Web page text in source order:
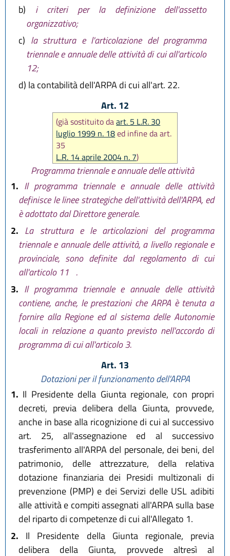
b)
i criteri per la definizione dell'assetto
organizzativo;
c) la struttura e l'articolazione del programma
triennale e annuale delle attività di cui all'articolo
12;
d) la contabilità dell'ARPA di cui all'art. 22.
Art. 12
(già sostituito daart. 5 L.R. 30
luglio 1999 n. 18ed infine da art.
35
L.R. 14 aprile 2004 n. 7)
Programma triennale e annuale delle attività
1. Il programma triennale e annuale delle attività
definisce le linee strategiche dell'attività dell'ARPA, ed
è adottato dal Direttore generale.
2. La struttura e le articolazioni del programma
triennale e annuale delle attività, a livello regionale e
provinciale, sono definite dal regolamento di cui
all'articolo 11 .
3. Il programma triennale e annuale delle attività
contiene, anche, le prestazioni che ARPA è tenuta a
fornire alla Regione ed al sistema delle Autonomie
locali in relazione a quanto previsto nell'accordo di
programma di cui all'articolo 3.
Art. 13
Dotazioni per il funzionamento dell'ARPA
1. Il Presidente della Giunta regionale, con propri
decreti, previa delibera della Giunta, provvede,
anche in base alla ricognizione di cui al successivo
art. 25, all'assegnazione ed al successivo
trasferimento all'ARPA del personale, dei beni, del
patrimonio, delle attrezzature, della relativa
dotazione finanziaria dei Presidi multizonali di
prevenzione (PMP) e dei Servizi delle USL adibiti
alle attività e compiti assegnati all'ARPA sulla base
del riparto di competenze di cui all'Allegato 1.
2. Il Presidente della Giunta regionale, previa
delibera della Giunta, provvede altresì al